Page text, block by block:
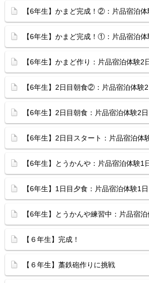
【6年生】かまど完成！②：片品宿泊体
【6年生】かまど完成！①：片品宿泊体
【6年生】かまど作り：片品宿泊体験2
【6年生】2日目朝食②：片品宿泊体験2
【6年生】2日目朝食：片品宿泊体験2日
【6年生】2日目スタート：片品宿泊体
【6年生】とうかんや：片品宿泊体験1
【6年生】1日目夕食：片品宿泊体験1日
【6年生】とうかんや練習中：片品宿泊
【６年生】完成！
【６年生】藁鉄砲作りに挑戦